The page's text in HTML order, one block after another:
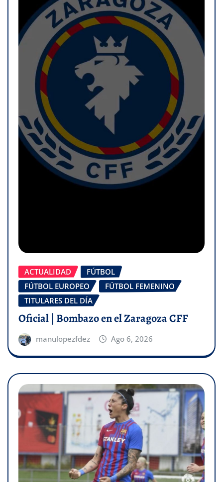
ACTUALIDAD
FÚTBOL
FÚTBOL EUROPEO
FÚTBOL FEMENINO
TITULARES DEL DÍA
Oficial | Bombazo en el Zaragoza CFF
manulopezfdez Ago 6, 2026